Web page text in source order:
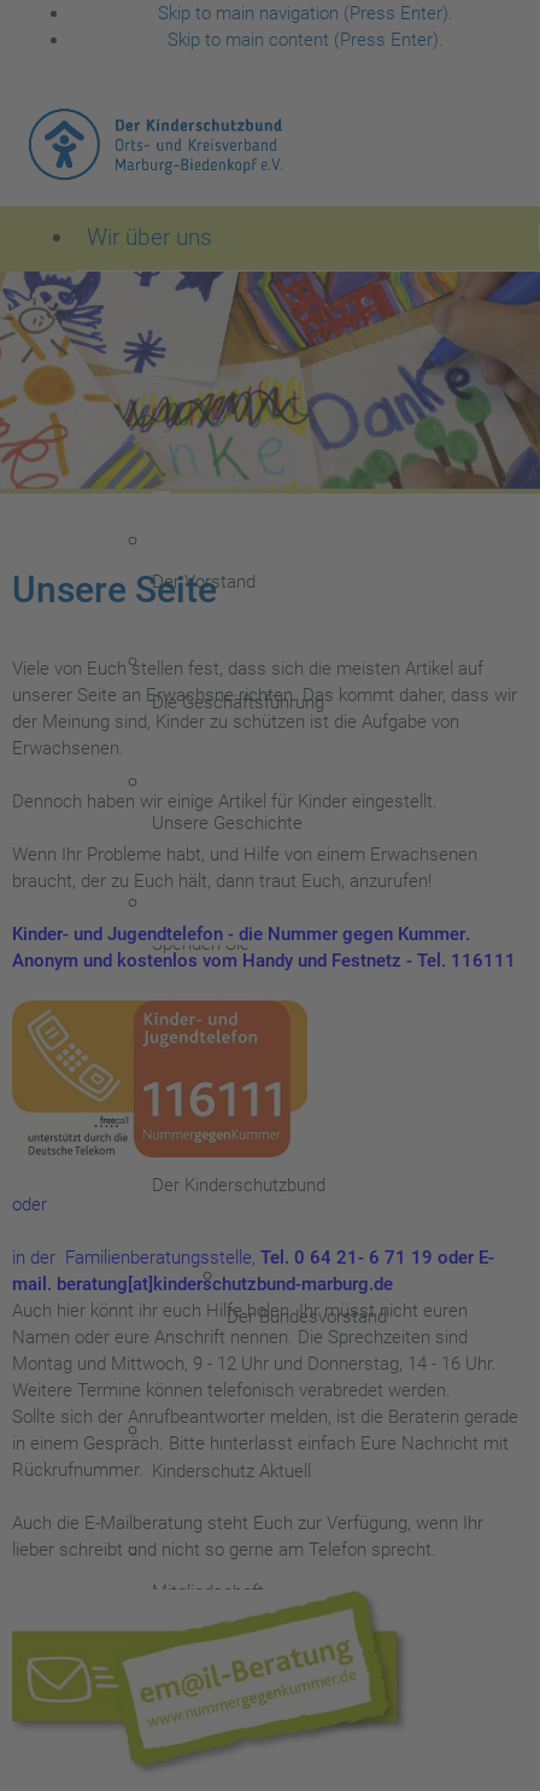
Skip to main navigation (Press Enter).
Skip to main content (Press Enter).
Wir über uns
Der Kinderschutzbund Orts- und Kreisverband
Leitbild des Kinderschutzbundes
Der Vorstand
Die Geschäftsführung
Unsere Geschichte
Spenden Sie
Der Kinderschutzbund
Der Bundesvorstand
Kinderschutz Aktuell
Mitgliedschaft
Aktuelles
Arbeitsbereiche
Unsere Seite
Viele von Euch stellen fest, dass sich die meisten Artikel auf
unserer Seite an Erwachsne richten. Das kommt daher, dass wir
der Meinung sind, Kinder zu schützen ist die Aufgabe von
Erwachsenen.
Dennoch haben wir einige Artikel für Kinder eingestellt.
Wenn Ihr Probleme habt, und Hilfe von einem Erwachsenen
braucht, der zu Euch hält, dann traut Euch, anzurufen!
Kinder- und Jugendtelefon - die Nummer gegen Kummer.
Anonym und kostenlos vom Handy und Festnetz - Tel. 116111
oder
in der Familienberatungsstelle, Tel. 0 64 21- 6 71 19 oder E-
mail. beratung[at]kinderschutzbund-marburg.de
Auch hier könnt ihr euch Hilfe holen. Ihr müsst nicht euren
Namen oder eure Anschrift nennen. Die Sprechzeiten sind
Montag und Mittwoch, 9 - 12 Uhr und Donnerstag, 14 - 16 Uhr.
Weitere Termine können telefonisch verabredet werden.
Sollte sich der Anrufbeantworter melden, ist die Beraterin gerade
in einem Gespräch. Bitte hinterlasst einfach Eure Nachricht mit
Rückrufnummer.
Auch die E-Mailberatung steht Euch zur Verfügung, wenn Ihr
lieber schreibt und nicht so gerne am Telefon sprecht.